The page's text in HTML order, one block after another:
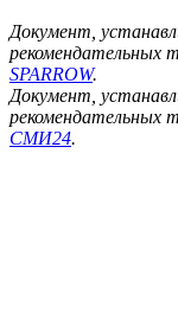
Документ,
рекомендательных
SPARROW.
Документ,
рекомендательных
СМИ24.